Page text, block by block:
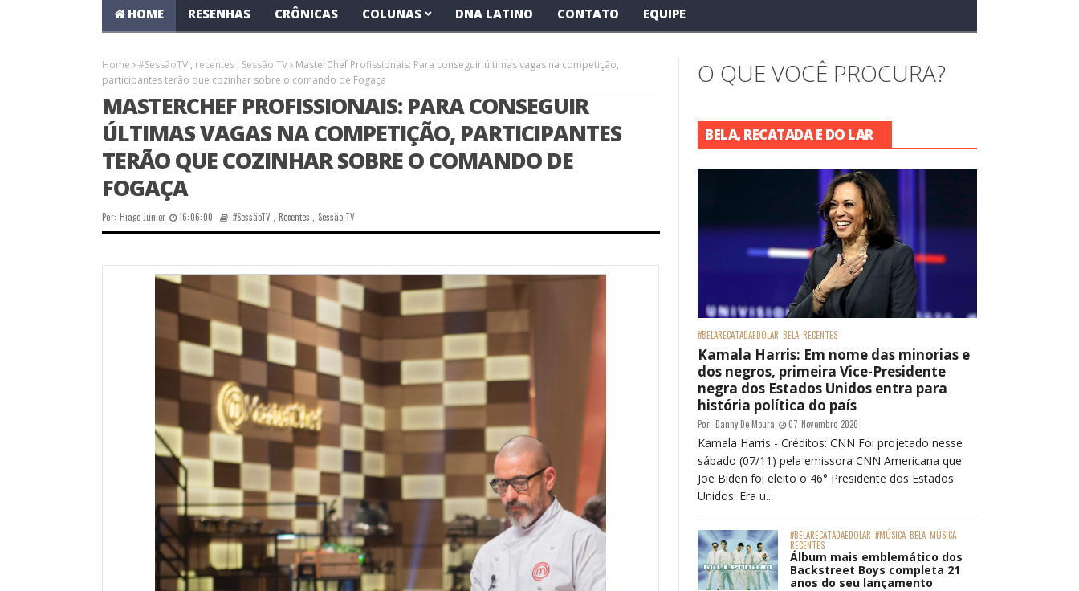
HOME RESENHAS CRÔNICAS COLUNAS DNA LATINO CONTATO EQUIPE
Home #SessãoTV , recentes , Sessão TV
MasterChef Profissionais: Para conseguir últimas vagas na competição,
participantes terão que cozinhar sobre o comando de Fogaça
MASTERCHEF PROFISSIONAIS: PARA CONSEGUIR
ÚLTIMAS VAGAS NA COMPETIÇÃO, PARTICIPANTES
TERÃO QUE COZINHAR SOBRE O COMANDO DE
FOGAÇA
Por: Hiago Júnior 16:06:00 #SessãoTV ,Recentes Sessão TV
O QUE VOCÊ PROCURA?
BELA, RECATADA E DO LAR
#BELARECATADAEDOLAR BELA RECENTES
Kamala Harris: Em nome das minorias e
dos negros, primeira Vice-Presidente
negra dos Estados Unidos entra para
história política do país
Por: Danny De Moura 07 Novembro 2020
Kamala Harris - Créditos: CNN Foi projetado nesse
sábado (07/11) pela emissora CNN Americana que
Joe Biden foi eleito o 46° Presidente dos Estados
Unidos. Era u...
#BELARECATADAEDOLAR #MÚSICA BELA MÚSICA
RECENTES
Álbum mais emblemático dos
Backstreet Boys completa 21
anos do seu lançamento